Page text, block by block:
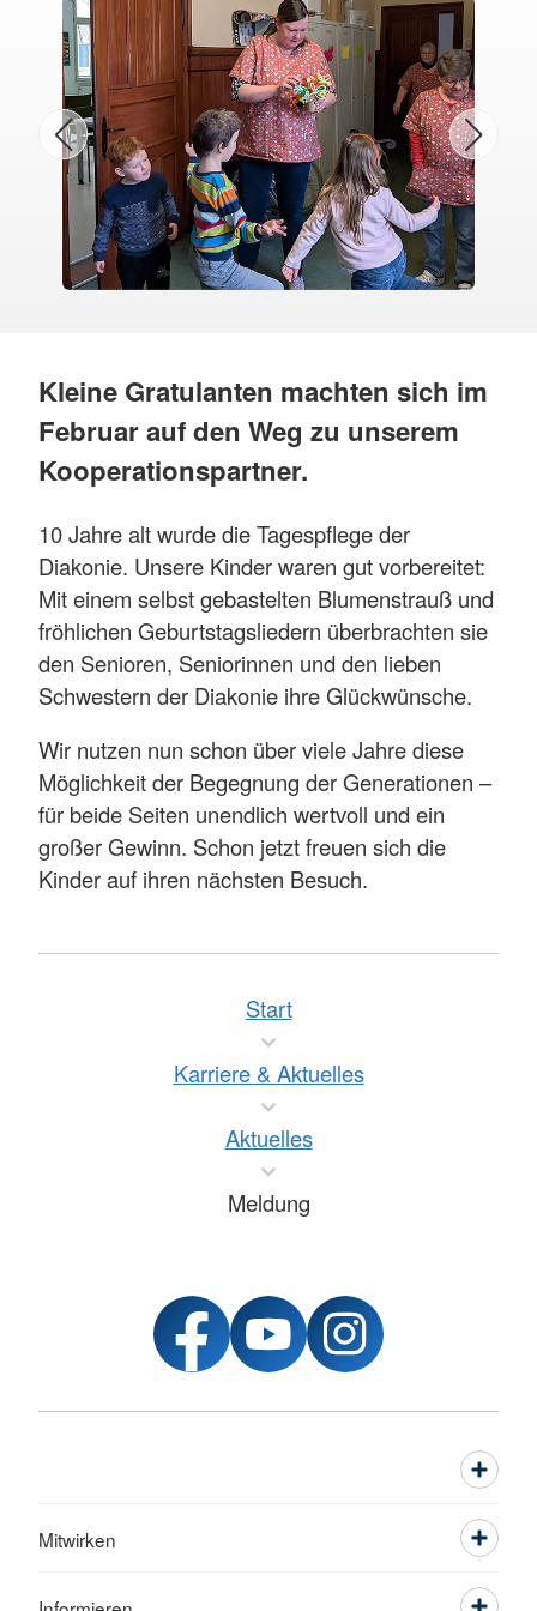
Kleine Gratulanten machten sich im
Februar auf den Weg zu unserem
Kooperationspartner.
10 Jahre alt wurde die Tagespflege der
Diakonie. Unsere Kinder waren gut vorbereitet:
Mit einem selbst gebastelten Blumenstrauß und
fröhlichen Geburtstagsliedern überbrachten sie
den Senioren, Seniorinnen und den lieben
Schwestern der Diakonie ihre Glückwünsche.
Wir nutzen nun schon über viele Jahre diese
Möglichkeit der Begegnung der Generationen –
für beide Seiten unendlich wertvoll und ein
großer Gewinn. Schon jetzt freuen sich die
Kinder auf ihren nächsten Besuch.
Start
Karriere & Aktuelles
Aktuelles
Meldung
Mitwirken